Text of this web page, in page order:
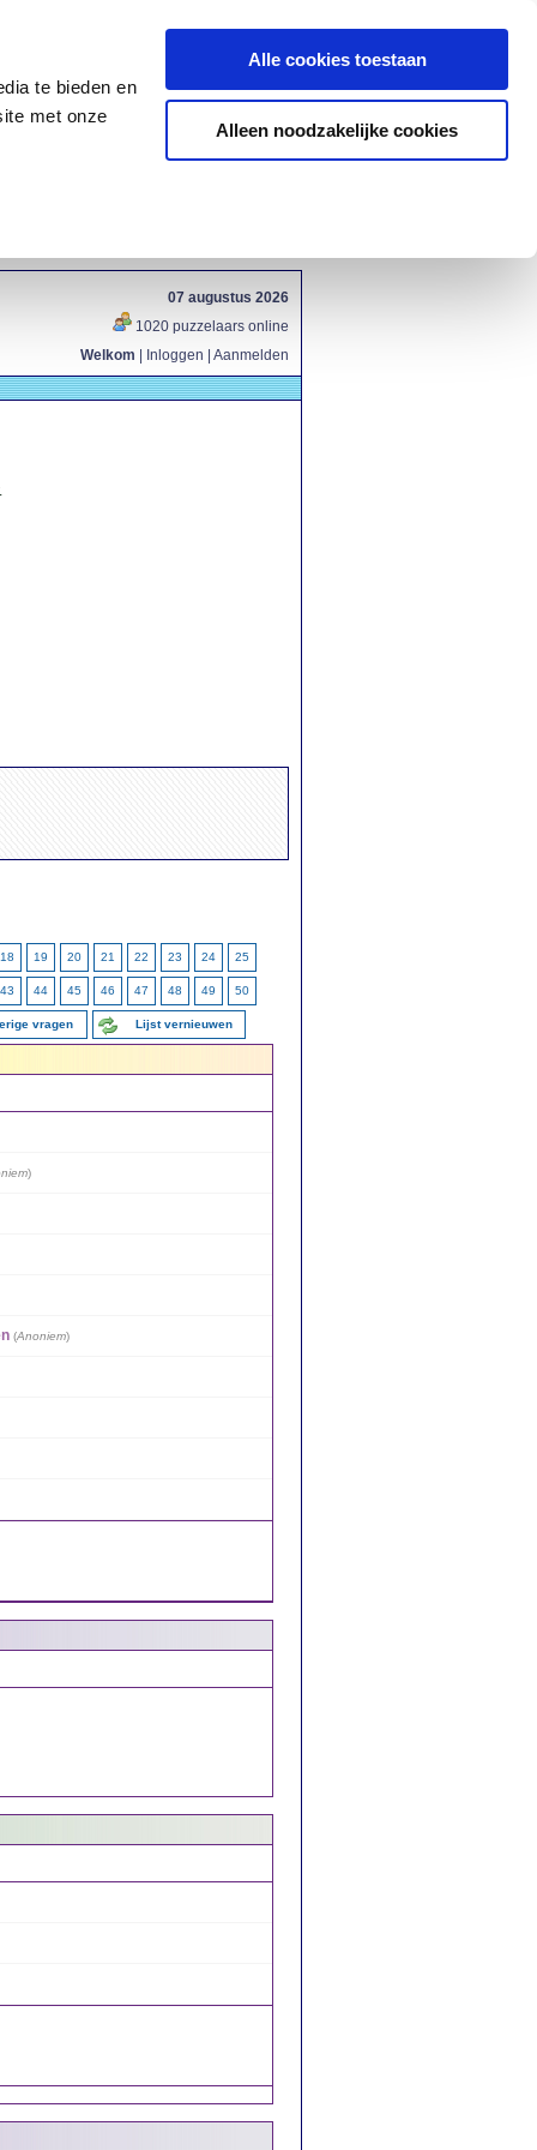
te bieden en
met onze
Alle cookies toestaan
Alleen noodzakelijke cookies
07 augustus 2026
1020 puzzelaars online
Welkom
Inloggen Aanmelden
18 19 20 21 22 23 24 25
43 44 45 46 47 48 49 50
vragen Lijst vernieuwen
)
(Anoniem)